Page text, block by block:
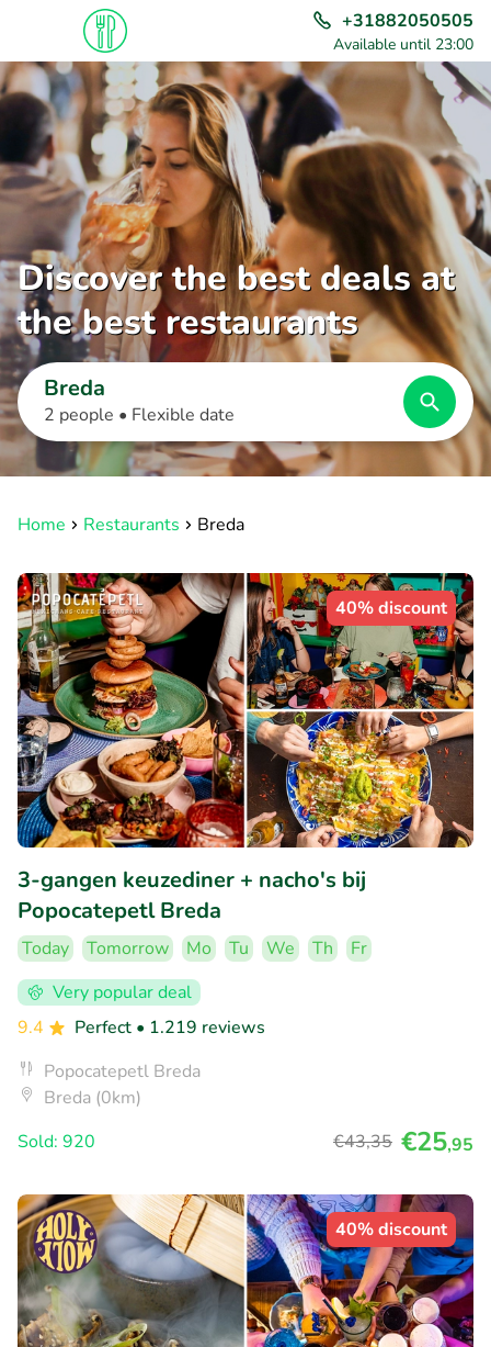
+31882050505
Available until 23:00
Discover the best deals at
the best restaurants
Breda
2 people • Flexible date
Home Restaurants Breda
40% discount
3-gangen keuzediner + nacho's bij
Popocatepetl Breda
Today Tomorrow Mo Tu We Th
Fr
Very popular deal
9.4
Perfect • 1.219 reviews
Popocatepetl Breda
Breda (0km)
Sold: 920
€43,35 €25,95
40% discount